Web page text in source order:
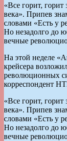
«Все горит,
века». Припев
словами «Есть у
Но незадолго до
вечные
На этой неделе
крейсера
революционных
корреспондент
«Все горит,
века». Припев
словами «Есть у
Но незадолго до
вечные